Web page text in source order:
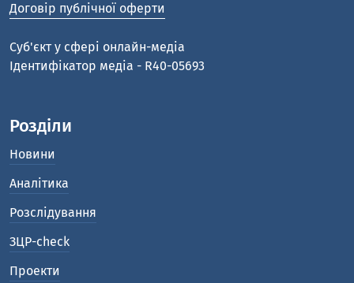
Договір публічної оферти
Cуб'єкт у сфері онлайн-медіа
Ідентифікатор медіа - R40-05693
Розділи
Новини
Аналітика
Розслідування
ЗЦР-check
Проекти